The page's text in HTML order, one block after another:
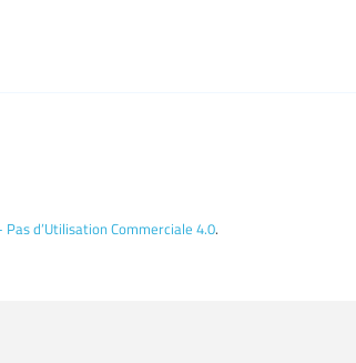
d’Utilisation Commerciale 4.0.